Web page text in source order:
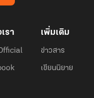
รา เพิ่มเติม
ข่าวสาร
เขียนนิยาย